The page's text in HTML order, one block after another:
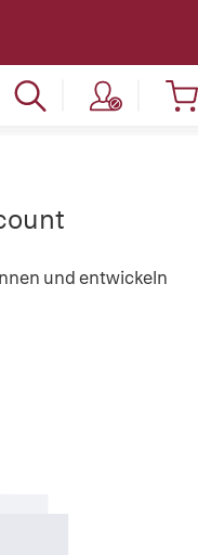
und entwickeln